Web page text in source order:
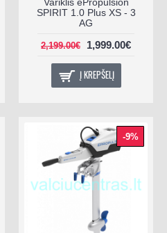
SPIRIT 1.0 Plus XS - 3
AG
2,199.00€ 1,999.00€
Į KREPŠELĮ
-9%